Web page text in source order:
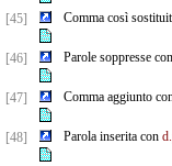
[45] Comma così
[46] Parole soppresse con
[47] Comma aggiunto
[48] Parola inserita con